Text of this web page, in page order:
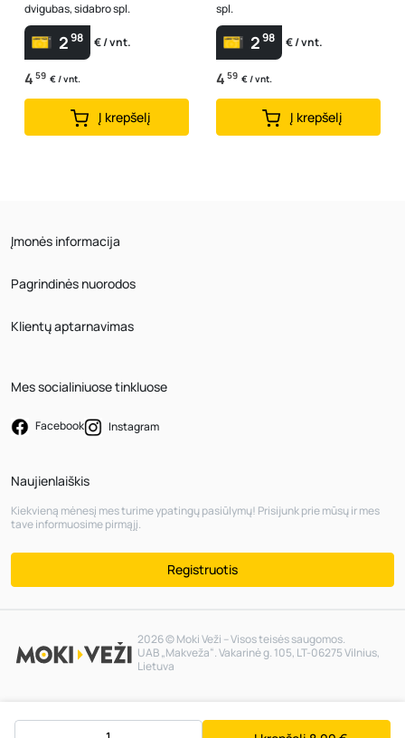
dvigubas, sidabro spl.
298 € / vnt.
4 59 € / vnt.
Į krepšelį
spl.
298 € / vnt.
4 59 € / vnt.
Į krepšelį
Įmonės informacija
Pagrindinės nuorodos
Klientų aptarnavimas
Mes socialiniuose tinkluose
Facebook Instagram
Naujienlaiškis
Kiekvieną mėnesį mes turime ypatingų pasiūlymų! Prisijunk prie mūsų ir mes
tave informuosime pirmąjį.
Registruotis
2026 © Moki Veži – Visos teisės saugomos.
UAB „Makveža“. Vakarinė g. 105, LT-06275 Vilnius,
Lietuva